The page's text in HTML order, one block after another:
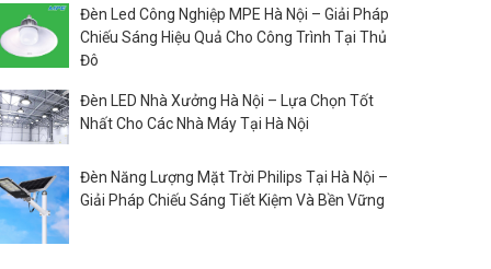
Đèn Led Công Nghiệp MPE Hà Nội – Giải Pháp
Chiếu Sáng Hiệu Quả Cho Công Trình Tại Thủ
Đô
Đèn LED Nhà Xưởng Hà Nội – Lựa Chọn Tốt
Nhất Cho Các Nhà Máy Tại Hà Nội
Đèn Năng Lượng Mặt Trời Philips Tại Hà Nội –
Giải Pháp Chiếu Sáng Tiết Kiệm Và Bền Vững